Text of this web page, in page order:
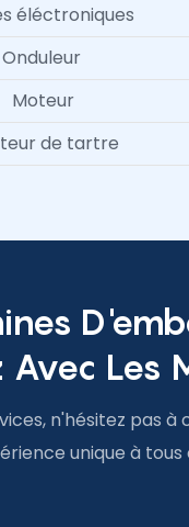
éléctroniques
Onduleur
Moteur
de tartre
Les
n'hésitez pas
unique à tous